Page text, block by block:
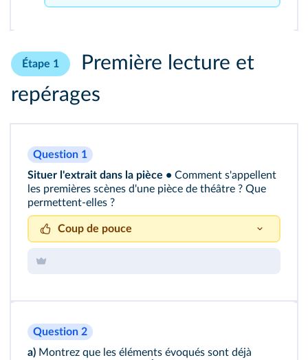
Étape 1
Première lecture et
repérages
Question 1
Situer l'extrait dans la pièce • Comment s'appellent
les premières scènes d'une pièce de théâtre ? Que
permettent-elles ?
Coup de pouce
Aidez-vous des pages sur la structure de
Question 2
a) Montrez que les éléments évoqués sont déjà